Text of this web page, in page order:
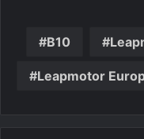
B10
Leapmotor